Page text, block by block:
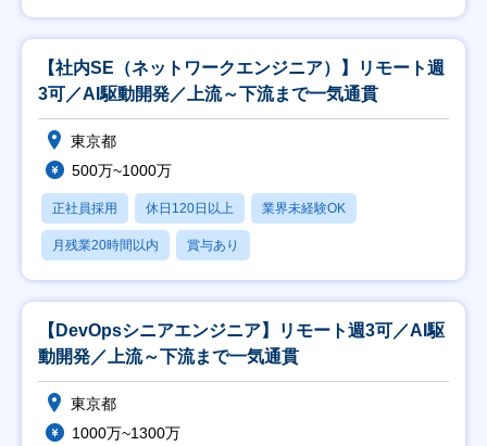
【社内SE（ネットワークエンジニア）】リモート週
3可／AI駆動開発／上流～下流まで一気通貫
東京都
500万~1000万
正社員採用 休日120日以上 業界未経験OK
月残業20時間以内 賞与あり
【DevOpsシニアエンジニア】リモート週3可／AI駆
動開発／上流～下流まで一気通貫
東京都
1000万~1300万